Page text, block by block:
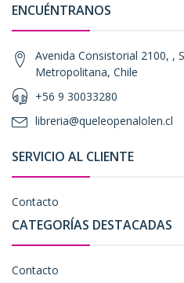
ENCUÉNTRANOS
Avenida Consistorial 2100, ,
Metropolitana, Chile
+56 9 30033280
libreria@queleopenalolen.cl
SERVICIO AL CLIENTE
Contacto
CATEGORÍAS DESTACADAS
Contacto